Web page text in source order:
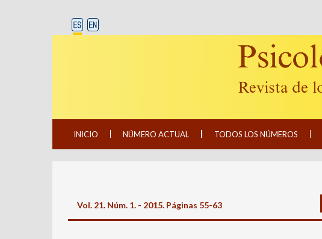
INICIO NÚMERO ACTUAL TODOS LOS NÚMEROS
Vol. 21. Núm. 1. - 2015. Páginas 55-63